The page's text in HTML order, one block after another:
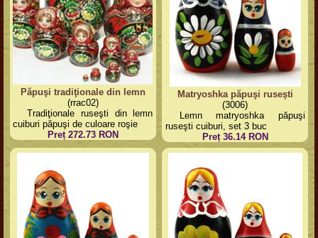
Păpuşi tradiţionale din lemn
(rrac02)
Tradiţionale ruseşti din lemn
cuiburi păpuşi de culoare roşie
Preț 272.73 RON
Matryoshka păpuşi ruseşti
(3006)
Lemn matryoshka păpuşi
ruseşti cuiburi, set 3 buc
Preț 36.14 RON